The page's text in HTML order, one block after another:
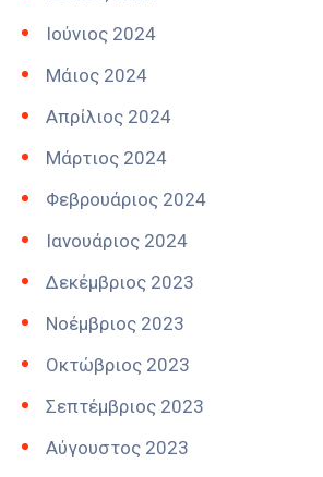
Ιούνιος 2024
Μάιος 2024
Απρίλιος 2024
Μάρτιος 2024
Φεβρουάριος 2024
Ιανουάριος 2024
Δεκέμβριος 2023
Νοέμβριος 2023
Οκτώβριος 2023
Σεπτέμβριος 2023
Αύγουστος 2023